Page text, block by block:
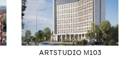
ARTSTUDIO М103